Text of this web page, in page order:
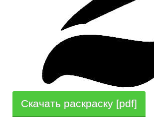
Скачать раскраску [pdf]